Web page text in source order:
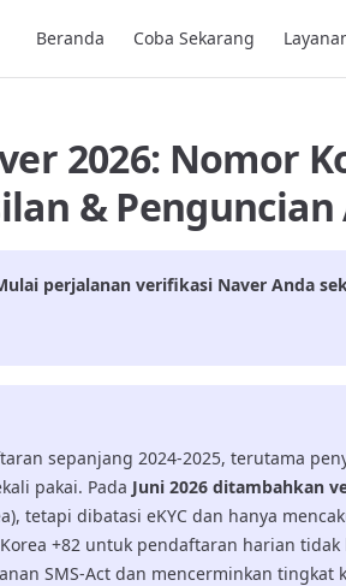
Beranda Coba Sekarang
2026: Nomor
& Penguncian
perjalanan verifikasi Naver Anda
sepanjang 2024-2025, terutama
pakai. Pada Juni 2026 ditambahkan
tetapi dibatasi eKYC dan hanya
+82 untuk pendaftaran harian tidak
SMS-Act dan mencerminkan tingkat